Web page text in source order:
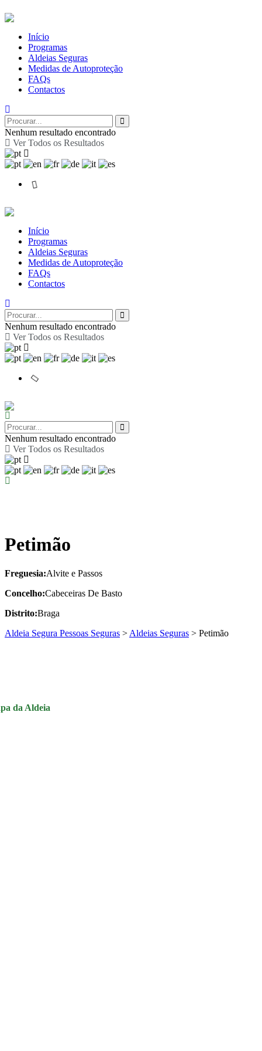
Início
Programas
Aldeias Seguras
Medidas de Autoproteção
FAQs
Contactos
Nenhum resultado encontrado
Ver Todos os Resultados
Início
Programas
Aldeias Seguras
Medidas de Autoproteção
FAQs
Contactos
Nenhum resultado encontrado
Ver Todos os Resultados
Nenhum resultado encontrado
Ver Todos os Resultados
Petimão
Freguesia:Alvite e Passos
Concelho:Cabeceiras De Basto
Distrito:Braga
Aldeia Segura Pessoas Seguras > Aldeias Seguras > Petimão
da Aldeia